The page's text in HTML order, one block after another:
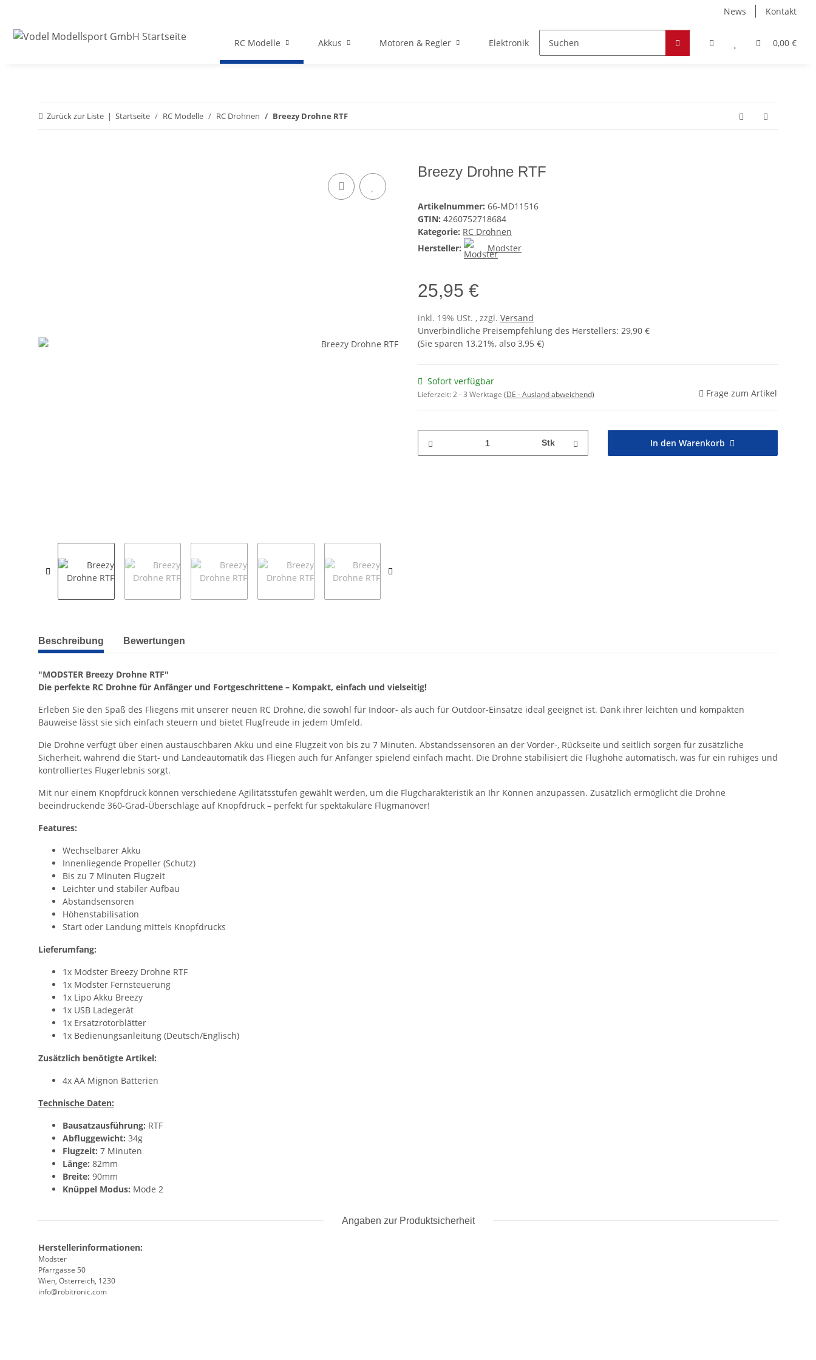
News Kontakt
0,00 €
RC Modelle Akkus Motoren & Regler Elektronik Zubehör Hobby & Freizeit Werkstoffe
Zurück zur Liste Startseite RC Modelle RC Drohnen Breezy Drohne RTF
Breezy Drohne RTF
Artikelnummer: 66-MD11516
GTIN: 4260752718684
Kategorie: RC Drohnen
Hersteller:
Modster
25,95 €
inkl. 19% USt. , zzgl. Versand
Unverbindliche Preisempfehlung des Herstellers: 29,90 €
(Sie sparen 13.21%, also 3,95 €)
Sofort verfügbar
Lieferzeit:2 - 3 Werktage (DE - Ausland abweichend) Frage zum Artikel
Stk In den Warenkorb
weitere Registerkarten anzeigen
Beschreibung Bewertungen
"MODSTER Breezy Drohne RTF"
Die perfekte RC Drohne für Anfänger und Fortgeschrittene – Kompakt, einfach und vielseitig!
Erleben Sie den Spaß des Fliegens mit unserer neuen RC Drohne, die sowohl für Indoor- als auch für Outdoor-Einsätze ideal geeignet ist. Dank ihrer leichten und kompakten
Bauweise lässt sie sich einfach steuern und bietet Flugfreude in jedem Umfeld.
Die Drohne verfügt über einen austauschbaren Akku und eine Flugzeit von bis zu 7 Minuten. Abstandssensoren an der Vorder-, Rückseite und seitlich sorgen für zusätzliche
Sicherheit, während die Start- und Landeautomatik das Fliegen auch für Anfänger spielend einfach macht. Die Drohne stabilisiert die Flughöhe automatisch, was für ein ruhiges und
kontrolliertes Flugerlebnis sorgt.
Mit nur einem Knopfdruck können verschiedene Agilitätsstufen gewählt werden, um die Flugcharakteristik an Ihr Können anzupassen. Zusätzlich ermöglicht die Drohne
beeindruckende 360-Grad-Überschläge auf Knopfdruck – perfekt für spektakuläre Flugmanöver!
Features:
Wechselbarer Akku
Innenliegende Propeller (Schutz)
Bis zu 7 Minuten Flugzeit
Leichter und stabiler Aufbau
Abstandsensoren
Höhenstabilisation
Start oder Landung mittels Knopfdrucks
Lieferumfang:
1x Modster Breezy Drohne RTF
1x Modster Fernsteuerung
1x Lipo Akku Breezy
1x USB Ladegerät
1x Ersatzrotorblätter
1x Bedienungsanleitung (Deutsch/Englisch)
Zusätzlich benötigte Artikel:
4x AA Mignon Batterien
Technische Daten:
Bausatzausführung: RTF
Abfluggewicht: 34g
Flugzeit: 7 Minuten
Länge: 82mm
Breite: 90mm
Knüppel Modus: Mode 2
Angaben zur Produktsicherheit
Herstellerinformationen:
Modster
Pfarrgasse 50
Wien, Österreich, 1230
info@robitronic.com